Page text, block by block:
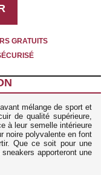
GRATUITS
mélange de sport et
de qualité supérieure,
à leur semelle intérieure
noire polyvalente en font
Que ce soit pour une
apporteront une